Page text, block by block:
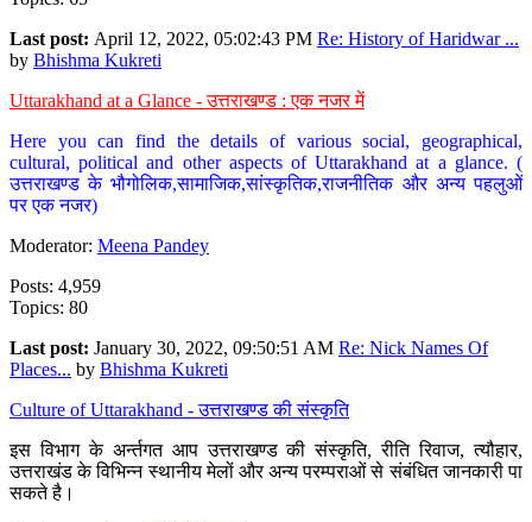
Last post: April 12, 2022, 05:02:43 PM Re: History of Haridwar ...
by Bhishma Kukreti
Uttarakhand at a Glance - उत्तराखण्ड : एक नजर में
Here you can find the details of various social, geographical,
cultural, political and other aspects of Uttarakhand at a glance. (
उत्तराखण्ड के भौगोलिक,सामाजिक,सांस्कृतिक,राजनीतिक और अन्य पहलुओं
पर एक नजर)
Moderator: Meena Pandey
Posts: 4,959
Topics: 80
Last post: January 30, 2022, 09:50:51 AM Re: Nick Names Of
Places... by Bhishma Kukreti
Culture of Uttarakhand - उत्तराखण्ड की संस्कृति
इस विभाग के अर्न्तगत आप उत्तराखण्ड की संस्कृति, रीति रिवाज, त्यौहार,
उत्तराखंड के विभिन्न स्थानीय मेलों और अन्य परम्पराओं से संबंधित जानकारी पा
सकते है।